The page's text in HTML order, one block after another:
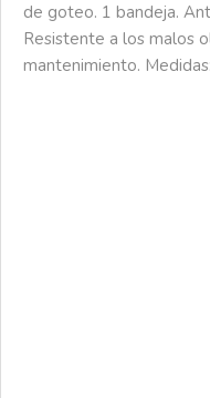
de goteo. 1 bandeja.
Resistente a los malos
mantenimiento.